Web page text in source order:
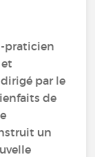
-praticien
par le
de
un